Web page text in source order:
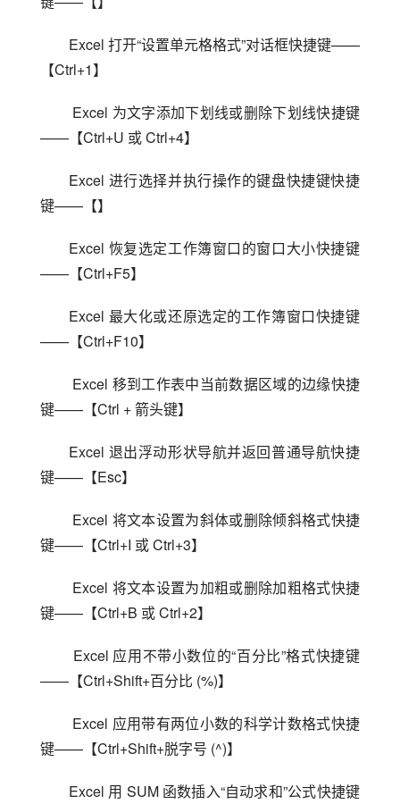
Excel 打开“设置单元格格式”对话框快捷键——
【Ctrl+1】
——【Ctrl+U 或 Ctrl+4】
Excel 进行选择并执行操作的键盘快捷键快捷
键——【】
Excel 恢复选定工作簿窗口的窗口大小快捷键
——【Ctrl+F5】
Excel 最大化或还原选定的工作簿窗口快捷键
——【Ctrl+F10】
键——【Ctrl + 箭头键】
Excel 退出浮动形状导航并返回普通导航快捷
键——【Esc】
键——【Ctrl+I 或 Ctrl+3】
键——【Ctrl+B 或 Ctrl+2】
——【Ctrl+Shift+百分比 (%)】
键——【Ctrl+Shift+脱字号 (^)】
Excel 用 SUM 函数插入“自动求和”公式快捷键